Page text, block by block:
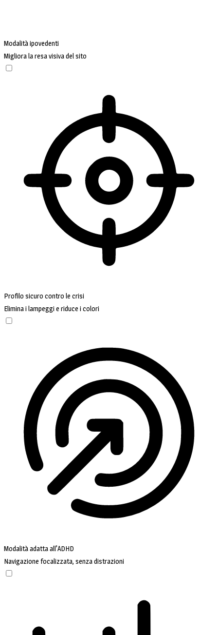
Modalità ipovedenti
Migliora la resa visiva del sito
Profilo sicuro contro le crisi
Elimina i lampeggi e riduce i colori
Modalità adatta all'ADHD
Navigazione focalizzata, senza distrazioni